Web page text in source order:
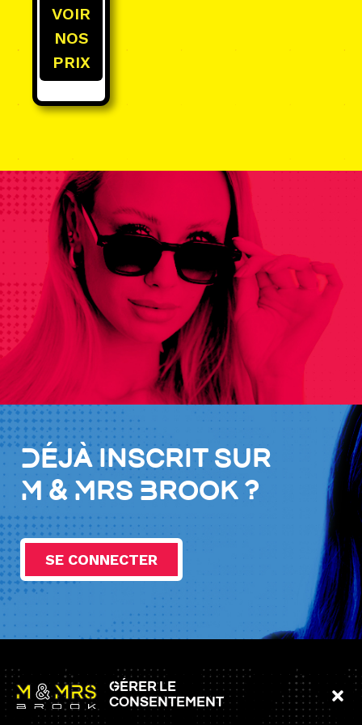
Gérer le
consentement
VOIR
NOS
PRIX
Déjà inscrit sur
M & Mrs Brook ?
SE CONNECTER
Information
Accueil